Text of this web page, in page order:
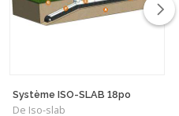
Système ISO-SLAB 18po
De Iso-slab